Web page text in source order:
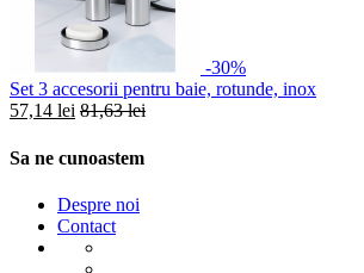
-30%
Set 3 accesorii pentru baie, rotunde, inox
57,14 lei 81,63 lei
Sa ne cunoastem
Despre noi
Contact